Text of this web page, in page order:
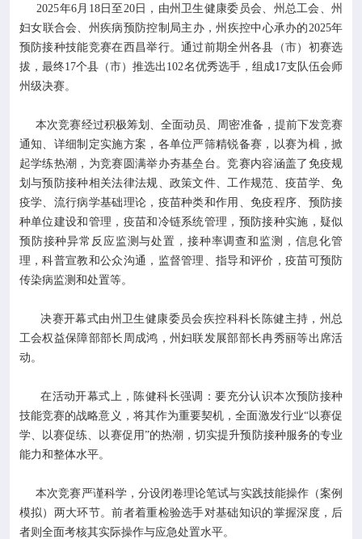
科研培训 
科普园地 
学术期刊
在线互动 
政务公开 
2025年6月18日至20日，由州卫生健康委员会、州总工会、州
妇女联合会、州疾病预防控制局主办，州疾控中心承办的2025年
预防接种技能竞赛在西昌举行。通过前期全州各县（市）初赛选
拔，最终17个县（市）推选出102名优秀选手，组成17支队伍会师
州级决赛。
本次竞赛经过积极筹划、全面动员、周密准备，提前下发竞赛
通知、详细制定实施方案，各单位严筛精锐备赛，以赛为楫，掀
起学练热潮，为竞赛圆满举办夯基垒台。竞赛内容涵盖了免疫规
划与预防接种相关法律法规、政策文件、工作规范、疫苗学、免
疫学、流行病学基础理论，疫苗种类和作用、免疫程序、预防接
种单位建设和管理，疫苗和冷链系统管理，预防接种实施，疑似
预防接种异常反应监测与处置，接种率调查和监测，信息化管
理，科普宣教和公众沟通，监督管理、指导和评价，疫苗可预防
传染病监测和处置等。
决赛开幕式由州卫生健康委员会疾控科科长陈健主持，州总
工会权益保障部部长周成鸿，州妇联发展部部长冉秀丽等出席活
动。
在活动开幕式上，陈健科长强调：要充分认识本次预防接种
技能竞赛的战略意义，将其作为重要契机，全面激发行业“以赛促
学、以赛促练、以赛促用”的热潮，切实提升预防接种服务的专业
能力和整体水平。
本次竞赛严谨科学，分设闭卷理论笔试与实践技能操作（案例
模拟）两大环节。前者着重检验选手对基础知识的掌握深度，后
者则全面考核其实际操作与应急处置水平。